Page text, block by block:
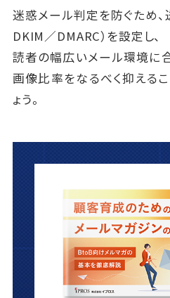
迷惑メール判定を防ぐため、
DKIM／DMARC）を設定し、
読者の幅広いメール環境に
画像比率をなるべく抑える
ょう。